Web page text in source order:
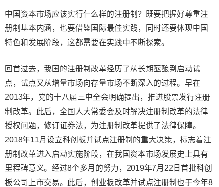
中国资本市场应该实行什么样的注册制？既要把握好尊重注
册制基本内涵，也要借鉴国际最佳实践，同时还要体现中国
特色和发展阶段，这都需要在实践中不断探索。
回首过去，我国的注册制改革经历了从长期酝酿到启动试
点，试点又从增量市场向存量市场不断深入的过程。早在
2013年，党的十八届三中全会明确提出，推进股票发行注册
制改革。此后，全国人大常委会及时解决注册制改革的法律
授权问题，修订证券法，为注册制改革提供了法律保障。
2018年11月设立科创板并试点注册制的重大决策，标志着注
册制改革进入启动实施阶段，在我国资本市场发展史上具有
里程碑意义。经过8个多月的努力，2019年7月22日首批科创
板公司上市交易。此后，创业板改革并试点注册制也于今年8